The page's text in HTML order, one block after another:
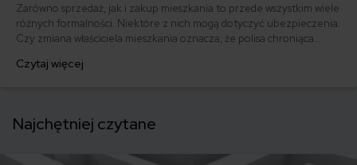
Zarówno sprzedaż, jak i zakup mieszkania to przede wszystkim wiele
różnych formalności. Niektóre z nich mogą dotyczyć ubezpieczenia.
Czy zmiana właściciela mieszkania oznacza, że polisa chroniąca
trzeba poszukać nowego ubezpieczenia?
Czytaj więcej
Najchętniej czytane